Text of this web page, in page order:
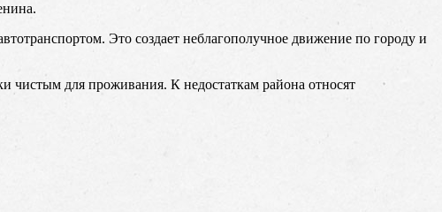
Это создает неблагополучное движение по городу и
чистым для проживания. К недостаткам района относят